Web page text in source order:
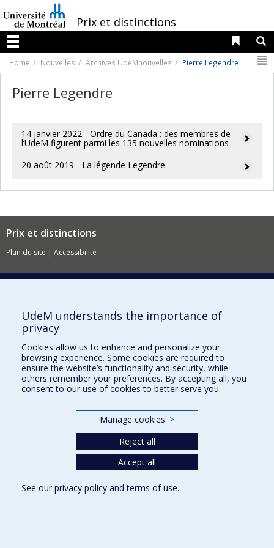
au
contenu
/Prix et distinctions
Menu
Liens
Home Nouvelles Archives UdeMnouvelles Pierre Legendre
Pierre Legendre
14 janvier 2022 - Ordre du Canada : des membres de
l’UdeM figurent parmi les 135 nouvelles nominations
20 août 2019 - La légende Legendre
Prix et distinctions
Plan du site | Accessibilité
Cookie Settings
UdeM understands the importance of
privacy
Cookies allow us to enhance and personalize your
browsing experience. Some cookies are required to
ensure the website’s functionality and security, while
others remember your preferences. By accepting all, you
consent to our use of cookies to better serve you.
Manage cookies >
Reject all
Accept all
See our privacy policy andterms of use.